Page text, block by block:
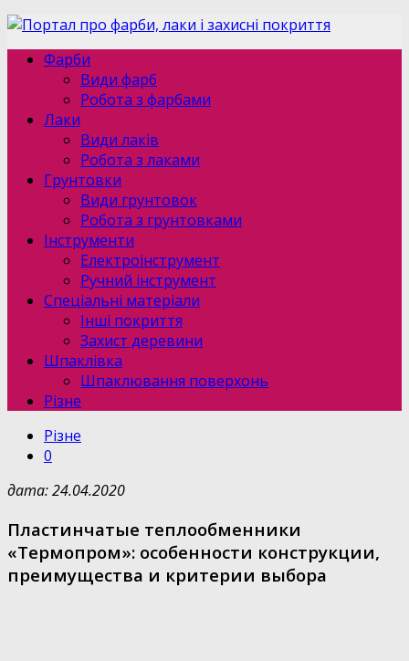
Фарби
Види фарб
Робота з фарбами
Лаки
Види лаків
Робота з лаками
Грунтовки
Види грунтовок
Робота з грунтовками
Інструменти
Електроінструмент
Ручний інструмент
Спеціальні матеріали
Інші покриття
Захист деревини
Шпаклівка
Шпаклювання поверхонь
Різне
Різне
0
дата: 24.04.2020
Пластинчатые теплообменники
«Термопром»: особенности конструкции,
преимущества и критерии выбора